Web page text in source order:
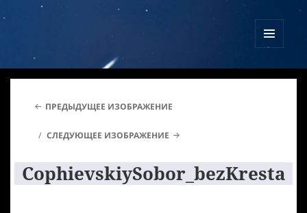
ВИДЖЕТЫ
ПРЕДЫДУЩЕЕ ИЗОБРАЖЕНИЕ
СЛЕДУЮЩЕЕ ИЗОБРАЖЕНИЕ
CophievskiySobor_bezKresta